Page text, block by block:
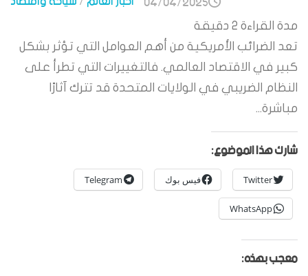
مدة القراءة 2 دقيقة
تعد الضرائب الأمريكية من أهم العوامل التي تؤثر بشكل
كبير في الاقتصاد العالمي. فالتغييرات التي تطرأ على
النظام الضريبي في الولايات المتحدة قد تترك آثارًا
مباشرة...
شارك هذا الموضوع:
Twitter فيس بوك Telegram
WhatsApp
معجب بهذه: